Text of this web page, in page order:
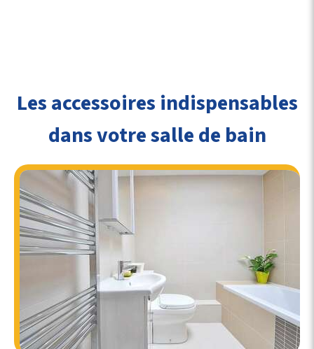
Les accessoires indispensables
dans votre salle de bain